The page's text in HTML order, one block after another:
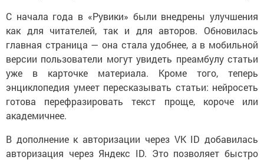
С начала года в «Рувики» были внедрены улучшения
как для читателей, так и для авторов. Обновилась
главная страница — она стала удобнее, а в мобильной
версии пользователи могут увидеть преамбулу статьи
уже в карточке материала. Кроме того, теперь
энциклопедия умеет пересказывать статьи: нейросеть
готова перефразировать текст проще, короче или
академичнее.
В дополнение к авторизации через VK ID добавилась
авторизация через Яндекс ID. Это позволяет быстро